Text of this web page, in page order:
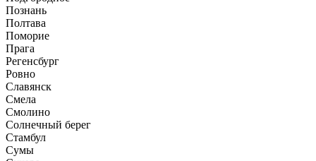
Познань
Полтава
Поморие
Прага
Регенсбург
Ровно
Славянск
Смела
Смолино
Солнечный берег
Стамбул
Сумы